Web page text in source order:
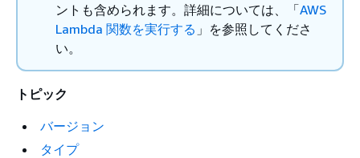
ントも含められます。詳細については、「AWS
Lambda 関数を実行する 」を参照してくださ
い。
トピック
バージョン
タイプ